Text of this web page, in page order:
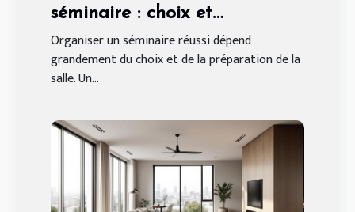
séminaire : choix et
préparation de salle
Organiser un séminaire réussi dépend
grandement du choix et de la préparation de la
salle. Un...